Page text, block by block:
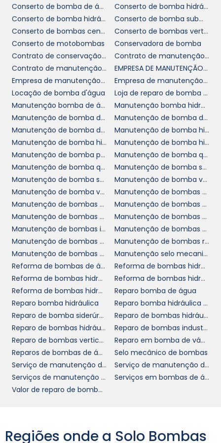
produção.
Além disso, o custo de um conserto
normalmente é inferior ao de uma compra de
um novo equipamento. Portanto, sempre que
possível, opte pela manutenção e conserto.
Ter uma estratégia sólida de manutenção
pode resultar em uma significativa economia
financeira e em um aumento considerável na
produtividade.
COMO ESCOLHER O
SERVIÇO IDEAL DE
CONSERTO
Na hora de selecionar um fornecedor de
serviços para oconserto de bomba de
vácuo, é fundamental considerar aspectos
como a reputação da empresa, prazos
oferecidos e garantias do serviço. Pesquisar a
experiência do fornecedor e ler avaliações de
outros clientes pode ajudar bastante nessa
decisão. Um bom prestador de serviços se
preocupa em oferecer não apenas reparos,
mas também suporte e consultoria para a
melhor manutenção.
Outro ponto importante é a transparência no
orçamento. O fornecedor deve apresentar um
projeto detalhado, informando os custos de
mão de obra e peças. Além disso, verificar a
possibilidade de assistência técnica pós-
conserto pode ser um diferencial que agrega
IMPORTÂNCIA DA
Conserto de bomba de água
Conserto de bomba hidráulica
Conserto de bomba hidráulica em sp
Conserto de bomba submersa
Conserto de bombas centrifuga
Conserto de bombas verticais
Conserto de motobombas
Conservadora de bomba
Contrato de conservação de bomba
Contrato de manutenção de bomba
Contrato de manutenção de bomba em sp
EMPRESA DE MANUTENÇÃO DE BOMBAS VERTICAIS
Empresa de manutenção de bombas
Empresa de manutenção de bombas centrifuga
Locação de bomba d'água
Loja de reparo de bomba hidráulica
Manutenção bomba de água
Manutenção bomba hidráulica
Manutenção de bomba de piscina
Manutenção de bomba de vácuo
Manutenção de bomba de água
Manutenção de bomba hidráulica
Manutenção de bomba hidráulica cotar
Manutenção de bomba hidráulica industrial
Manutenção de bomba para caldeira
Manutenção de bomba química
Manutenção de bomba química em sp
Manutenção de bomba saneamento
Manutenção de bomba submersível
Manutenção de bomba vertical de ácidos
Manutenção de bomba vertical de ácidos sp
Manutenção de bombas centrífugas
Manutenção de bombas de alta pressão
Manutenção de bombas em sp
Manutenção de bombas hidráulicas em sp
Manutenção de bombas hidráulicas rexroth
Manutenção de bombas industriais de ácidos
Manutenção de bombas no abc
Manutenção de bombas para usinas
Manutenção de bombas rotativas
Manutenção de bombas verticais
Manutenção selo mecanico
Reforma de bombas de água sp
Reforma de bombas hidráulicas
Reforma de bombas hidráulicas de palhetas
Reforma de bombas hidráulicas de pistões
Reforma de bombas hidráulicas vickers
Reparo bomba de água
Reparo bomba hidráulica
Reparo bomba hidráulica sp
Reparo de bomba siderúrgica
Reparo de bombas hidráulicas de pistões
Reparo de bombas hidráulicas em sp
Reparo de bombas industriais de ácidos
Reparo de bombas verticais
Reparo em bomba de vácuo
Reparos de bombas de água sp
Selo mecânico de bombas
Serviço de manutenção de bombas químicas
Serviço de manutenção de bombas verticais
Serviços de manutenção de bombas
Serviços em bombas de água
Valor de reparo de bomba hidráulica
Regiões onde a Solo Bombas